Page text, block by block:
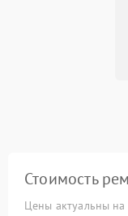
Стоимость
Цены актуальны